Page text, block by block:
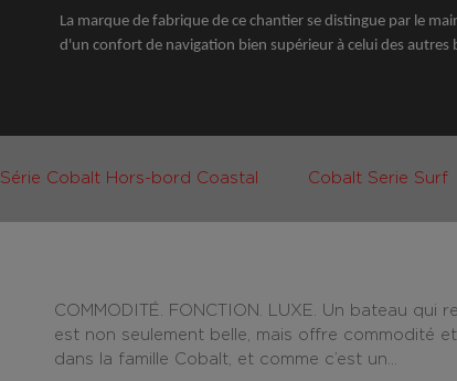
La marque de fabrique de ce chantier se distingue par le
d'un confort de navigation bien supérieur à celui des autres
Série Cobalt Hors-bord Coastal Cobalt Serie Surf
COMMODITÉ. FONCTION. LUXE. Un bateau
est non seulement belle, mais offre commodité
dans la famille Cobalt, et comme c’est un...